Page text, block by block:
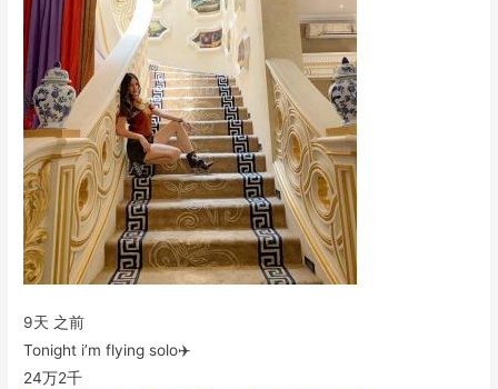
9天 之前
Tonight i’m flying solo✈️
24万2千